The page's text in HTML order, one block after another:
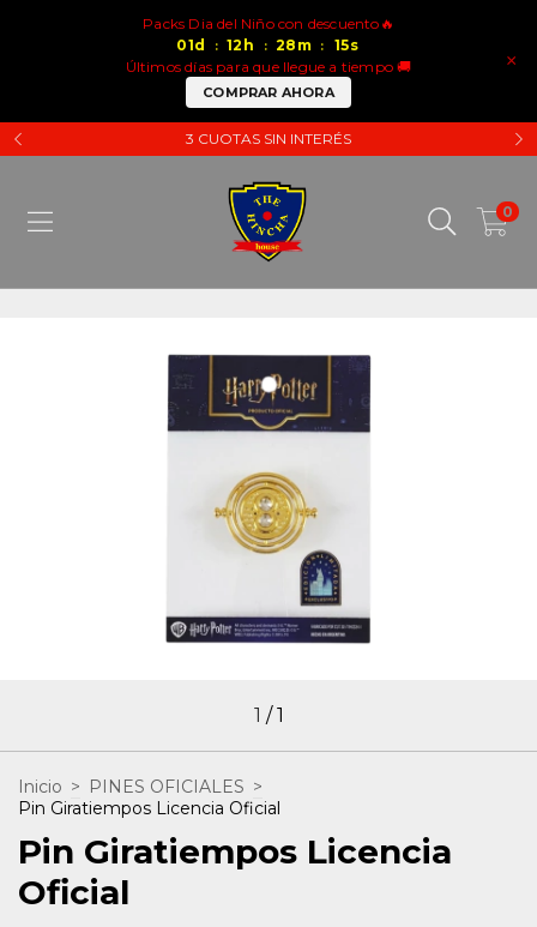
×
Packs Dia del Niño con descuento🔥
01d : 12 h : 28 m : 15s
Últimos días para que llegue a tiempo 🚚
COMPRAR AHORA
3 CUOTAS SIN INTERÉS
0
1 /1
Inicio > PINES OFICIALES >
Pin Giratiempos Licencia Oficial
Pin Giratiempos Licencia
Oficial